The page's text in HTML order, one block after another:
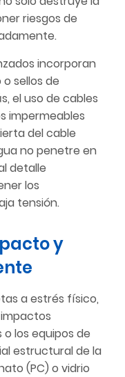
riesgos de
incorporan
sellos de
el uso de cables
impermeables
del cable
no penetre en
detalle
los
tensión.
y
a estrés físico,
los equipos de
estructural de la
(PC) o vidrio